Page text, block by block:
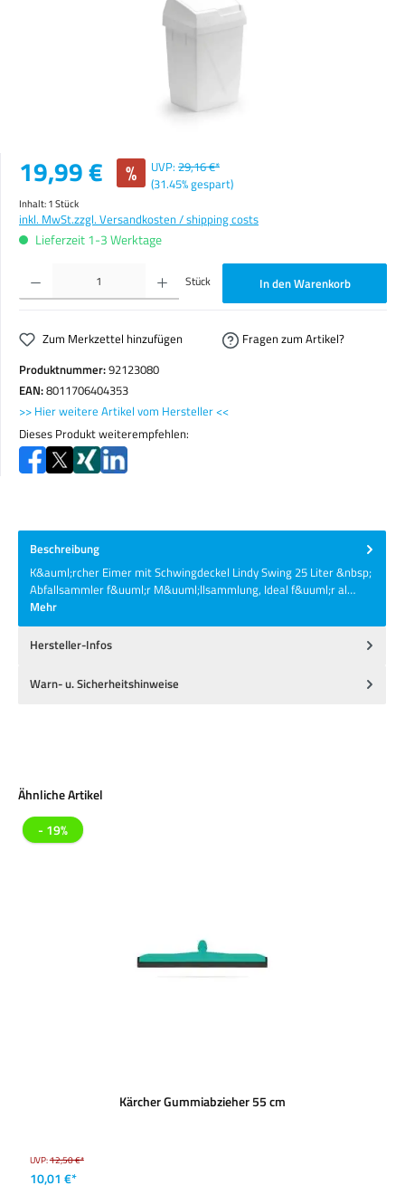
Verkaufspreis:
19,99 € % UVP: 29,16 €*
(31.45% gespart)
Inhalt:1 Stück
inkl. MwSt.zzgl. Versandkosten / shipping costs
Lieferzeit 1-3 Werktage
Produkt Anzahl: Gib den gewünschten Wert ein oder benutze die Schaltflächen um die Anzahl zu
Stück In den Warenkorb
Zum Merkzettel hinzufügen
Fragen zum Artikel?
Produktnummer:92123080
EAN:8011706404353
>> Hier weitere Artikel vom Hersteller <<
Dieses Produkt weiterempfehlen:
Beschreibung
K&auml;rcher Eimer mit Schwingdeckel Lindy Swing 25 Liter &nbsp;
Abfallsammler f&uuml;r M&uuml;llsammlung, Ideal f&uuml;r al…
Mehr
Hersteller-Infos
Warn- u. Sicherheitshinweise
Produktgalerie überspringen
Ähnliche Artikel
- 19%
Kärcher Gummiabzieher 55 cm
UVP:12,50 €*
10,01 €*